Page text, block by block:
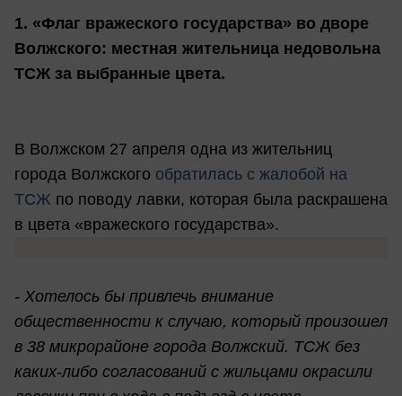
1. «Флаг вражеского государства» во дворе
Волжского: местная жительница недовольна
ТСЖ за выбранные цвета.
В Волжском 27 апреля одна из жительниц
города Волжского обратилась с жалобой на
ТСЖ по поводу лавки, которая была раскрашена
в цвета «вражеского государства».
- Хотелось бы привлечь внимание
общественности к случаю, который произошел
в 38 микрорайоне города Волжский. ТСЖ без
каких-либо согласований с жильцами окрасили